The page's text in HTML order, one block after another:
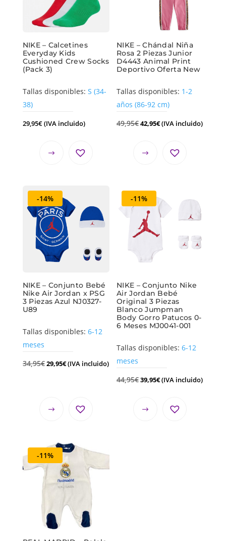
NIKE – Calcetines
Everyday Kids
Cushioned Crew Socks
(Pack 3)
Tallas disponibles: S (34-
38)
29,95€(IVA incluido)
NIKE – Chándal Niña
Rosa 2 Piezas Junior
D4443 Animal Print
Deportivo Oferta New
Tallas disponibles: 1-2
años (86-92 cm)
49,95€42,95€(IVA incluido)
-14%
NIKE – Conjunto Bebé
Nike Air Jordan x PSG
3 Piezas Azul NJ0327-
U89
Tallas disponibles: 6-12
meses
34,95€29,95€(IVA incluido)
-11%
NIKE – Conjunto Nike
Air Jordan Bebé
Original 3 Piezas
Blanco Jumpman
Body Gorro Patucos 0-
6 Meses MJ0041-001
Tallas disponibles:6-12
meses
44,95€39,95€(IVA incluido)
-11%